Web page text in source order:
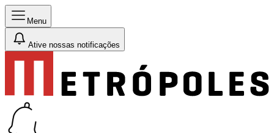
Menu
Ative nossas notificações